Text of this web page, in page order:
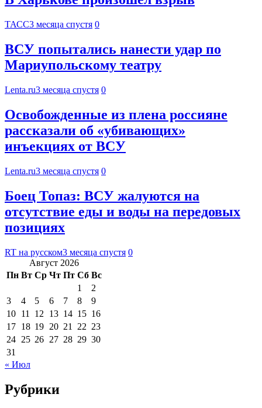
ТАСС3 месяца спустя 0
ВСУ попытались нанести удар по
Мариупольскому театру
Lenta.ru3 месяца спустя 0
Освобожденные из плена россияне
рассказали об «убивающих»
инъекциях от ВСУ
Lenta.ru3 месяца спустя 0
Боец Топаз: ВСУ жалуются на
отсутствие еды и воды на передовых
позициях
RT на русском3 месяца спустя 0
Август 2026
Пн Вт Ср Чт Пт Сб Вс
1
2
3
4 5 6 7 8
9
10 11 12 13 14 15 16
17 18 19 20 21 22 23
24 25 26 27 28 29 30
31
« Июл
Рубрики